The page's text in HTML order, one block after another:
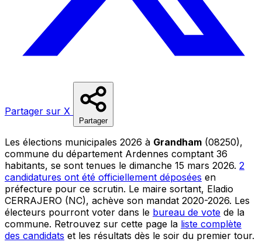
Partager sur X
Partager
Les élections municipales 2026 à Grandham (08250),
commune du département Ardennes comptant 36
habitants, se sont tenues le dimanche 15 mars 2026. 2
candidatures ont été officiellement déposées en
préfecture pour ce scrutin. Le maire sortant, Eladio
CERRAJERO (NC), achève son mandat 2020-2026. Les
électeurs pourront voter dans le bureau de vote de la
commune. Retrouvez sur cette page la liste complète
des candidats et les résultats dès le soir du premier tour.